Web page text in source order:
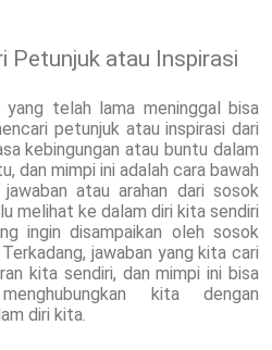
Petunjuk atau Inspirasi
telah lama meninggal bisa
petunjuk atau inspirasi dari
kebingungan atau buntu dalam
dan mimpi ini adalah cara bawah
atau arahan dari sosok
melihat ke dalam diri kita sendiri
ingin disampaikan oleh sosok
jawaban yang kita cari
kita sendiri, dan mimpi ini bisa
kita dengan
diri kita.